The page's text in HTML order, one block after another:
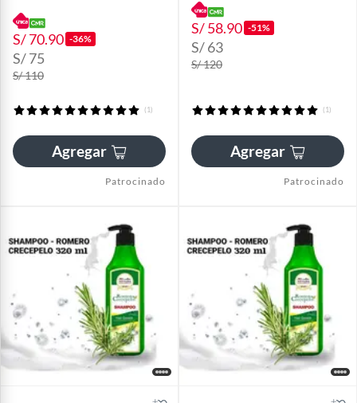
S/ 70.90 -36%
S/ 75
S/ 110
(1)
Agregar
Patrocinado
S/ 58.90 -51%
S/ 63
S/ 120
(1)
Agregar
Patrocinado